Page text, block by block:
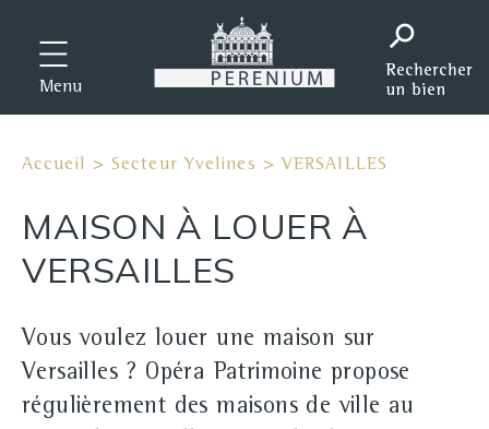
Menu
Accueil >Secteur Yvelines > VERSAILLES
MAISON À LOUER À
VERSAILLES
Vous voulez louer une maison sur
Versailles ? Opéra Patrimoine propose
régulièrement des maisons de ville au